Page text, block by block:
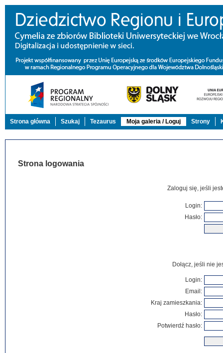
Strona główna Szukaj Tezaurus Moja galeria / Loguj Strony
Strona logowania
Zaloguj się, jeśli
Login:
Hasło:
Dołącz, jeśli nie
Login:
Email:
Kraj zamieszkania:
Hasło:
Potwierdź hasło: